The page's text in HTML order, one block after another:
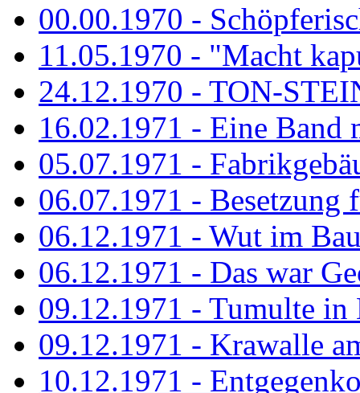
00.00.1970 -
11.05.1970 - "Macht
24.12.1970 - TON-
16.02.1971 - Eine Band
05.07.1971 -
06.07.1971 - Besetzung
06.12.1971 - Wut im
06.12.1971 - Das war
09.12.1971 - Tumulte in
09.12.1971 - Krawalle
10.12.1971 -